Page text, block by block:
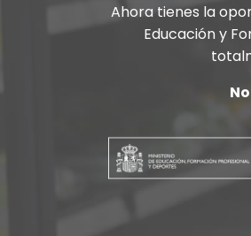
Ahora tienes la
Educación y